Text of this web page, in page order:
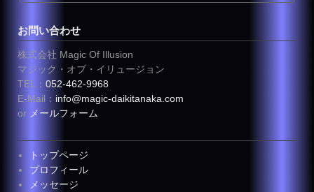
お問い合わせ
株式会社 Magic Of Illusion
マジック・オブ・イリュージョン
TEL： 052-462-9968
E-Mail： info@magic-daikitanaka.com
or メールフォーム
トップページ
プロフィール
メッセージ